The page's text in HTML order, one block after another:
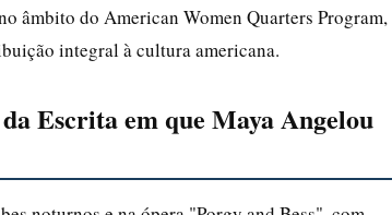
âmbito do American Women Quarters Program,
integral à cultura americana.
Escrita em que Maya Angelou